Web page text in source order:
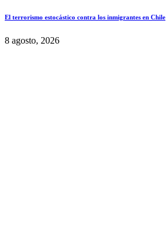
El terrorismo estocástico contra los inmigrantes en Chile
8 agosto, 2026